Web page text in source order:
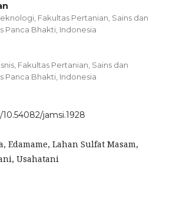
Fakultas Pertanian, Sains dan
Panca Bhakti, Indonesia
Fakultas Pertanian, Sains dan
Panca Bhakti, Indonesia
jamsi.1928
Edamame, Lahan Sulfat Masam,
Usahatani